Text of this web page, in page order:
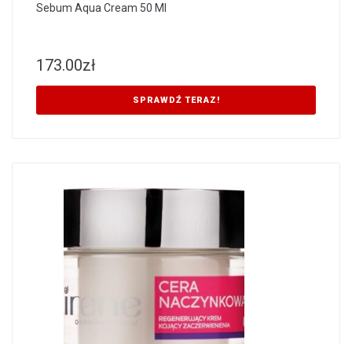
Sebum Aqua Cream 50 Ml
173.00zł
SPRAWDŹ TERAZ!